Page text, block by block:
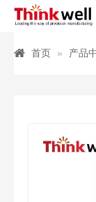
首页 » 产品